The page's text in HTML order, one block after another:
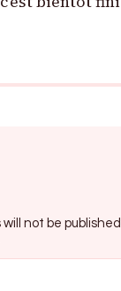
not be published.